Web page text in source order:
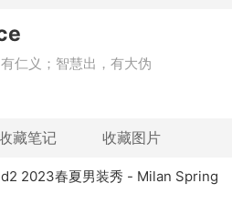
仁义；智慧出，有大伪
藏笔记 收藏图片
2023春夏男装秀 - Milan Spring